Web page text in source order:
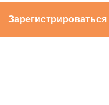
Зарегистрироваться